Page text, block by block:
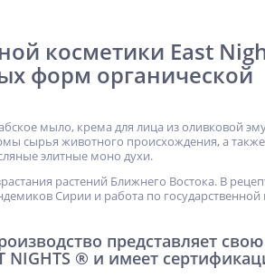
косметики East
форм органической
мыло, крема для лица из оливковой
сырья животного происхождения, а также
элитные моно духи.
растений Ближнего Востока. В
Сирии и работа по
представляет
NIGHTS ® и имеет